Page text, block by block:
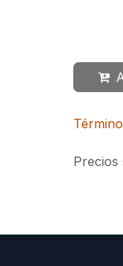
Precios